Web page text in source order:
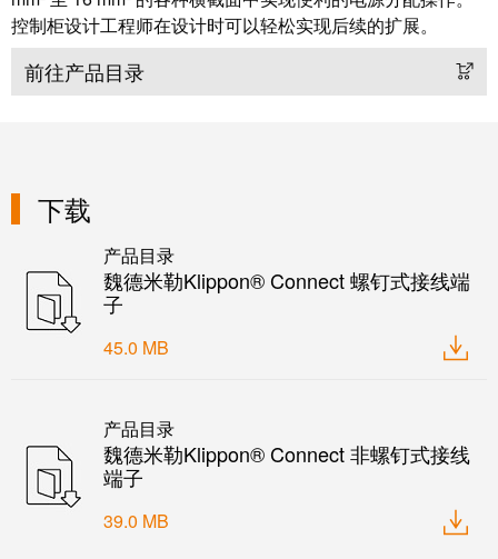
器
学
习
和
云
端
服
工
作
场
所
再
度
斩
可
持
续
发
先
地
位
获
控制柜设计工程师在设计时可以轻松实现后续的扩展。
前往产品目录
下载
产品目录
魏德米勒Klippon® Connect 螺钉式接线端
子
45.0 MB
产品目录
魏德米勒Klippon® Connect 非螺钉式接线
端子
39.0 MB